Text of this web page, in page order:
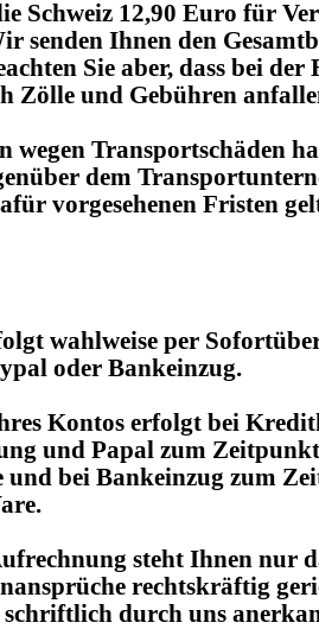
Schweiz 12,90 Euro für
senden Ihnen den
Sie aber, dass bei
Zölle und Gebühren
wegen Transportschäden
dem
vorgesehenen Fristen
wahlweise per
oder Bankeinzug.
Kontos erfolgt bei
und Papal zum
und bei Bankeinzug zum
steht Ihnen nur
rechtskräftig
schriftlich durch uns